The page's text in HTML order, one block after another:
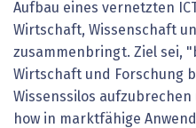
Aufbau eines vernetzten
Wirtschaft, Wissenschaft
zusammenbringt. Ziel sei,
Wirtschaft und Forschung
Wissenssilos
how in marktfähige